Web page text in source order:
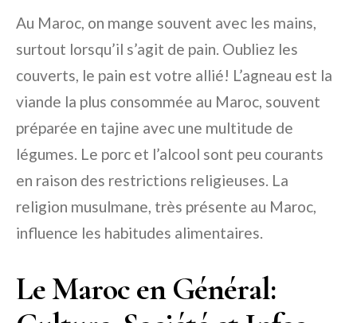
Au Maroc, on mange souvent avec les mains,
surtout lorsqu’il s’agit de pain. Oubliez les
couverts, le pain est votre allié! L’agneau est la
viande la plus consommée au Maroc, souvent
préparée en tajine avec une multitude de
légumes. Le porc et l’alcool sont peu courants
en raison des restrictions religieuses. La
religion musulmane, très présente au Maroc,
influence les habitudes alimentaires.
Le Maroc en Général: